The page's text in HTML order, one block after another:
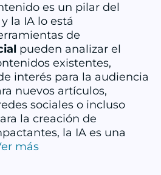
es un pilar del
la IA lo está
de
pueden analizar el
existentes,
interés para la audiencia
nuevos artículos,
sociales o incluso
la creación de
la IA es una
más